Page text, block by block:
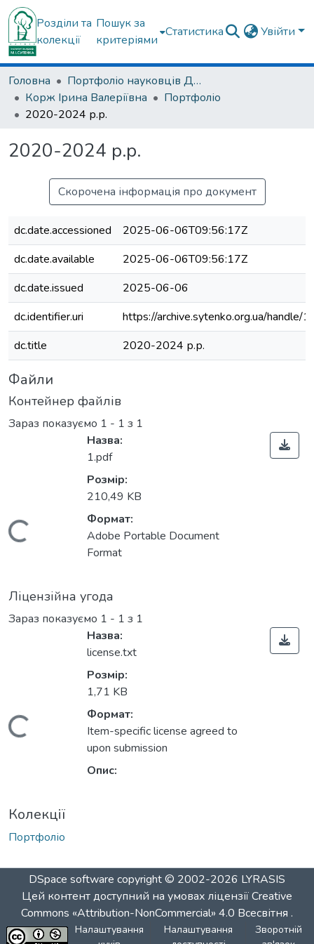
Розділи та
колекції
Пошук за
критеріями
Статистика Увійти
Головна
Портфоліо науковців ДУ "ІПХС ім. проф. М.І. Ситенка"
Корж Ірина Валеріївна
Портфоліо
2020-2024 р.р.
2020-2024 р.р.
Скорочена інформація про документ
dc.date.accessioned
2025-06-06T09:56:17Z
dc.date.available
2025-06-06T09:56:17Z
dc.date.issued
2025-06-06
dc.identifier.uri
https://archive.sytenko.org.ua/
dc.title
2020-2024 р.р.
Файли
Контейнер файлів
Зараз показуємо 1 - 1 з 1
Вантажиться...
Назва:
1.pdf
Розмір:
210,49 KB
Формат:
Adobe Portable Document
Format
Ліцензійна угода
Зараз показуємо 1 - 1 з 1
Вантажиться...
Назва:
license.txt
Розмір:
1,71 KB
Формат:
Item-specific license agreed to
upon submission
Опис:
Колекції
Портфоліо
DSpace software copyright © 2002-2026 LYRASIS
Цей контент доступний на умовах ліцензіїCreative
Commons «Attribution-NonCommercial» 4.0 Всесвітня .
Налаштування
Налаштування
Зворотній